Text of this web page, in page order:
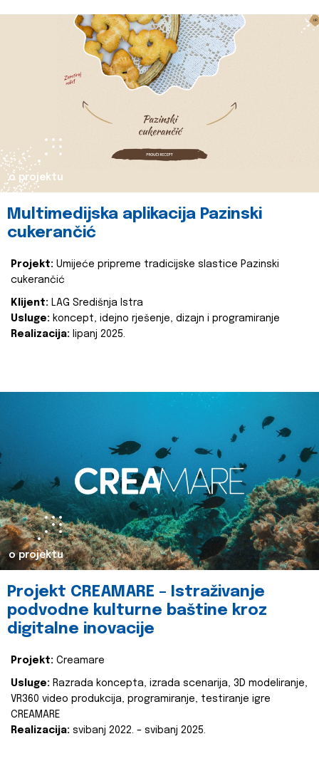
o projektu
Multimedijska aplikacija Pazinski
cukerančić
Projekt: Umijeće pripreme tradicijske slastice Pazinski
cukerančić
Klijent: LAG Središnja Istra
Usluge: koncept, idejno rješenje, dizajn i programiranje
Realizacija: lipanj 2025.
o projektu
Projekt CREAMARE – Istraživanje
podvodne kulturne baštine kroz
digitalne inovacije
Projekt: Creamare
Usluge: Razrada koncepta, izrada scenarija, 3D modeliranje,
VR360 video produkcija, programiranje, testiranje igre
CREAMARE
Realizacija: svibanj 2022. – svibanj 2025.